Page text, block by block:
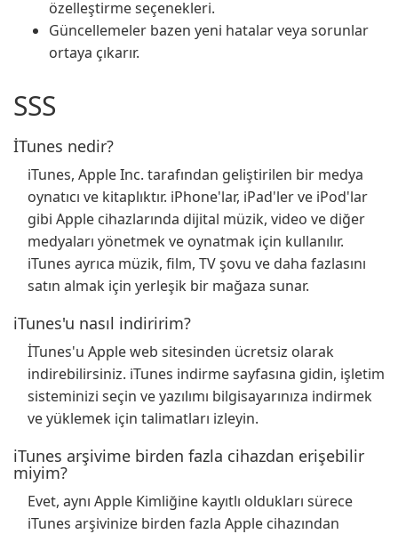
özelleştirme seçenekleri.
Güncellemeler bazen yeni hatalar veya sorunlar
ortaya çıkarır.
SSS
İTunes nedir?
iTunes, Apple Inc. tarafından geliştirilen bir medya
oynatıcı ve kitaplıktır. iPhone'lar, iPad'ler ve iPod'lar
gibi Apple cihazlarında dijital müzik, video ve diğer
medyaları yönetmek ve oynatmak için kullanılır.
iTunes ayrıca müzik, film, TV şovu ve daha fazlasını
satın almak için yerleşik bir mağaza sunar.
iTunes'u nasıl indiririm?
İTunes'u Apple web sitesinden ücretsiz olarak
indirebilirsiniz. iTunes indirme sayfasına gidin, işletim
sisteminizi seçin ve yazılımı bilgisayarınıza indirmek
ve yüklemek için talimatları izleyin.
iTunes arşivime birden fazla cihazdan erişebilir
miyim?
Evet, aynı Apple Kimliğine kayıtlı oldukları sürece
iTunes arşivinize birden fazla Apple cihazından